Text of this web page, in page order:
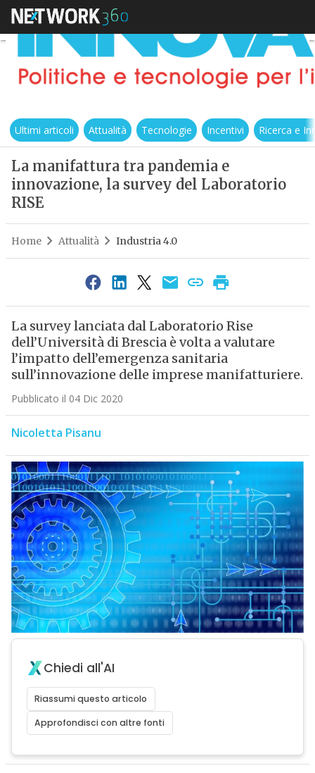
Ultimi articoli Attualità Tecnologie Incentivi Ricerca e
La manifattura tra pandemia e
innovazione, la survey del Laboratorio
RISE
Home Attualità Industria 4.0
La survey lanciata dal Laboratorio Rise
dell’Università di Brescia è volta a valutare
l’impatto dell’emergenza sanitaria
sull’innovazione delle imprese manifatturiere.
Pubblicato il 04 Dic 2020
Nicoletta Pisanu
Chiedi all'AI
Riassumi questo articolo
Approfondisci con altre fonti